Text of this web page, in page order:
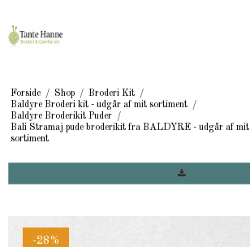
Forside / Shop / Broderi Kit
/
Baldyre Broderi kit - udgår af mit sortiment /
Baldyre Broderikit Puder /
Bali Stramaj pude broderikit fra BALDYRE - udgår af mit
sortiment
-28%